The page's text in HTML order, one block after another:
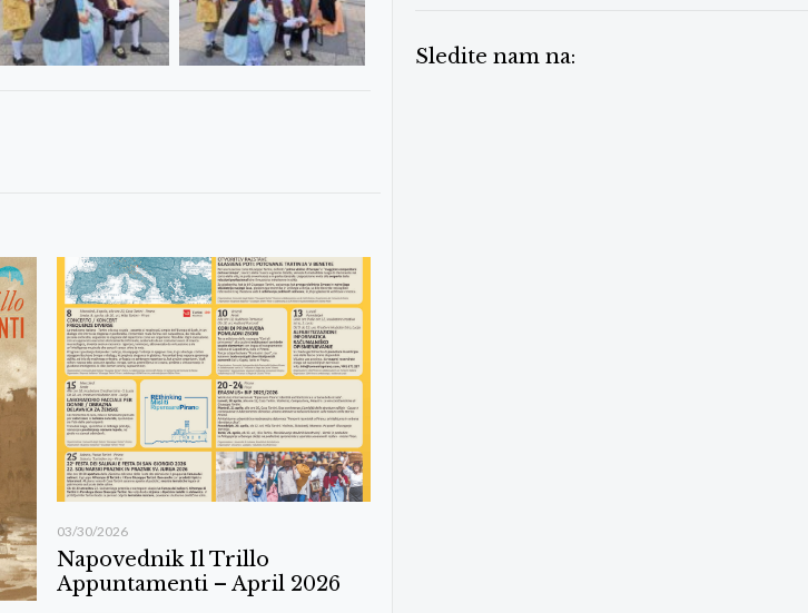
03/30/2026
Napovednik Il Trillo
Appuntamenti – April 2026
Sledite nam na: